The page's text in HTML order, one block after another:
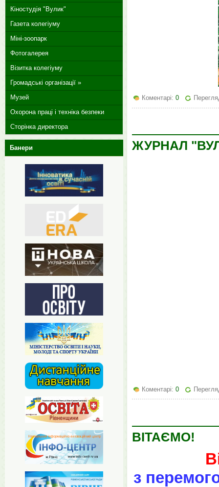
Коментарі: 0
ЖУРНАЛ
Коментарі: 0
ВІТАЄМО!
з
Кіностудія "Вулик"
Газета колегіуму
Міні-зоопарк
Фотогалерея
Візитка колегіуму
Громадські організації »
Музей
Охорона праці і техніка безпеки
Сторінка директора
Банери